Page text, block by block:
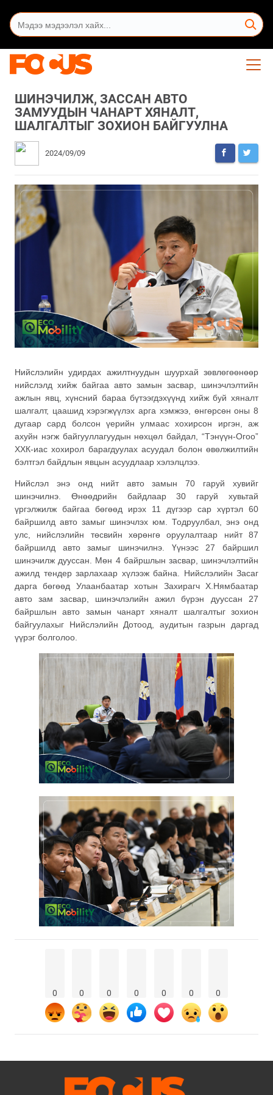
ШИНЭЧИЛЖ, ЗАССАН АВТО
ЗАМУУДЫН ЧАНАРТ ХЯНАЛТ,
ШАЛГАЛТЫГ ЗОХИОН БАЙГУУЛНА
2024/09/09
Нийслэлийн удирдах ажилтнуудын шуурхай зөвлөгөөнөөр
нийслэлд хийж байгаа авто замын засвар, шинэчлэлтийн
ажлын явц, хүнсний бараа бүтээгдэхүүнд хийж буй хяналт
шалгалт, цаашид хэрэгжүүлэх арга хэмжээ, өнгөрсөн оны 8
дугаар сард болсон үерийн улмаас хохирсон иргэн, аж
ахуйн нэгж байгууллагуудын нөхцөл байдал, “Тэнүүн-Огоо”
ХХК-иас хохирол барагдуулах асуудал болон өвөлжилтийн
бэлтгэл байдлын явцын асуудлаар хэлэлцлээ.
Нийслэл энэ онд нийт авто замын 70 гаруй хувийг
шинэчилнэ. Өнөөдрийн байдлаар 30 гаруй хувьтай
үргэлжилж байгаа бөгөөд ирэх 11 дүгээр сар хүртэл 60
байршилд авто замыг шинэчлэх юм. Тодруулбал, энэ онд
улс, нийслэлийн төсвийн хөрөнгө оруулалтаар нийт 87
байршилд авто замыг шинэчилнэ. Үүнээс 27 байршил
шинэчилж дууссан. Мөн 4 байршлын засвар, шинэчлэлтийн
ажилд тендер зарлахаар хүлээж байна. Нийслэлийн Засаг
дарга бөгөөд Улаанбаатар хотын Захирагч Х.Нямбаатар
авто зам засвар, шинэчлэлийн ажил бүрэн дууссан 27
байршлын авто замын чанарт хяналт шалгалтыг зохион
байгуулахыг Нийслэлийн Дотоод, аудитын газрын даргад
үүрэг болголоо.
0 0 0 0 0 0 0